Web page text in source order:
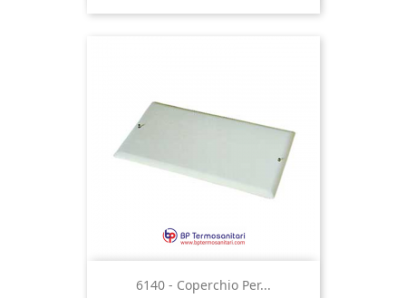
6140 - Coperchio Per...